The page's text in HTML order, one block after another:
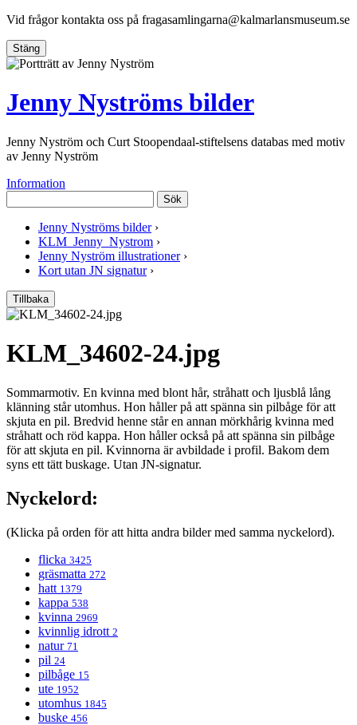
Vid frågor kontakta oss på fragasamlingarna@kalmarlansmuseum.se
Stäng
Jenny Nyströms bilder
Jenny Nyström och Curt Stoopendaal-stiftelsens databas med motiv
av Jenny Nyström
Information
Sök
Jenny Nyströms bilder ›
KLM_Jenny_Nystrom ›
Jenny Nyström illustrationer ›
Kort utan JN signatur ›
Tillbaka
KLM_34602-24.jpg
Sommarmotiv. En kvinna med blont hår, stråhatt och ljusblå lång
klänning står utomhus. Hon håller på att spänna sin pilbåge för att
skjuta en pil. Bredvid henne står en annan mörkhårig kvinna med
stråhatt och röd kappa. Hon håller också på att spänna sin pilbåge
för att skjuta en pil. Kvinnorna är avbildade i profil. Bakom dem
syns ett tätt buskage. Utan JN-signatur.
Nyckelord:
(Klicka på orden för att hitta andra bilder med samma nyckelord).
flicka 3425
gräsmatta 272
hatt 1379
kappa 538
kvinna 2969
kvinnlig idrott 2
natur 71
pil 24
pilbåge 15
ute 1952
utomhus 1845
buske 456